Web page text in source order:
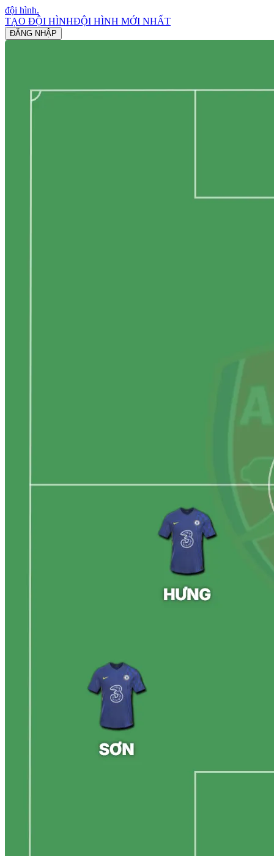
đội hình.
TẠO ĐỘI HÌNHĐỘI HÌNH MỚI NHẤT
ĐĂNG NHẬP